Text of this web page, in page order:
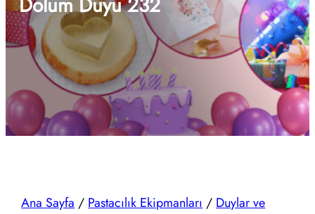
Ana Sayfa/Pastacılık Ekipmanları/Duylar ve